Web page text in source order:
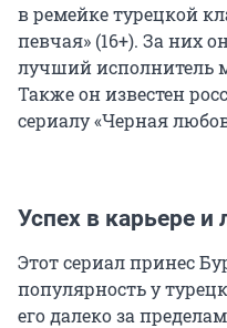
в ремейке турецкой
певчая» (16+). За них
лучший исполнитель
Также он известен
сериалу «Черная
Успех в карьере и
Этот сериал принес
популярность у
его далеко за